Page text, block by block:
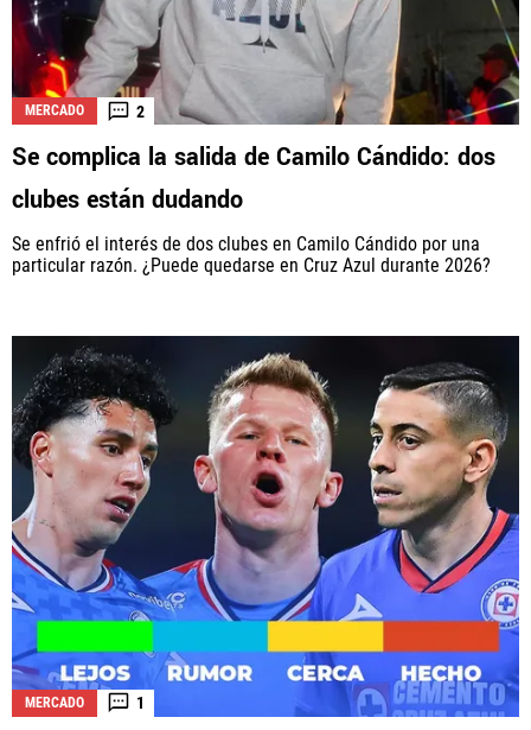
MERCADO 2
Se complica la salida de Camilo Cándido: dos
clubes están dudando
Se enfrió el interés de dos clubes en Camilo Cándido por una
particular razón. ¿Puede quedarse en Cruz Azul durante 2026?
MERCADO 1